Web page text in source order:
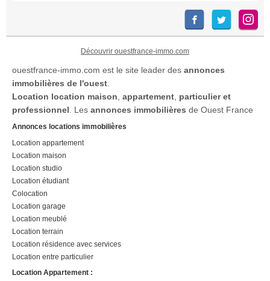
Découvrir ouestfrance-immo.com
ouestfrance-immo.com est le site leader des annonces
immobilières de l'ouest.
Location location maison, appartement, particulier et
professionnel. Les annonces immobilières de Ouest France
Annonces locations immobilières
Location appartement
Location maison
Location studio
Location étudiant
Colocation
Location garage
Location meublé
Location terrain
Location résidence avec services
Location entre particulier
Location Appartement :